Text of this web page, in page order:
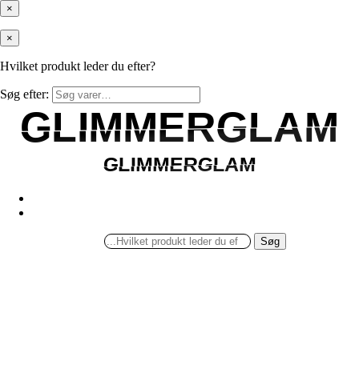
×
×
Hvilket produkt leder du efter?
Søg efter:
GLIMMERGLAM
GLIMMERGLAM
GLIMMERGLAM
GLIMMERGLAM
Søg